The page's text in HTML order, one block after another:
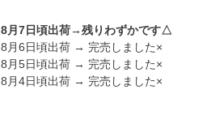
8月7日頃出荷→残りわずかです△
頃出荷 → 完売しました×
頃出荷 → 完売しました×
頃出荷 → 完売しました×